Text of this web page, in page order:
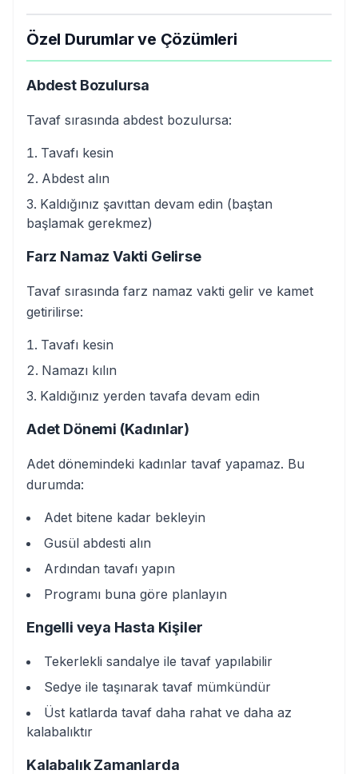
Özel Durumlar ve Çözümleri
Abdest Bozulursa
Tavaf sırasında abdest bozulursa:
Tavafı kesin
Abdest alın
Kaldığınız şavıttan devam edin (baştan
başlamak gerekmez)
Farz Namaz Vakti Gelirse
Tavaf sırasında farz namaz vakti gelir ve kamet
getirilirse:
Tavafı kesin
Namazı kılın
Kaldığınız yerden tavafa devam edin
Adet Dönemi (Kadınlar)
Adet dönemindeki kadınlar tavaf yapamaz. Bu
durumda:
Adet bitene kadar bekleyin
Gusül abdesti alın
Ardından tavafı yapın
Programı buna göre planlayın
Engelli veya Hasta Kişiler
Tekerlekli sandalye ile tavaf yapılabilir
Sedye ile taşınarak tavaf mümkündür
Üst katlarda tavaf daha rahat ve daha az
kalabalıktır
Kalabalık Zamanlarda